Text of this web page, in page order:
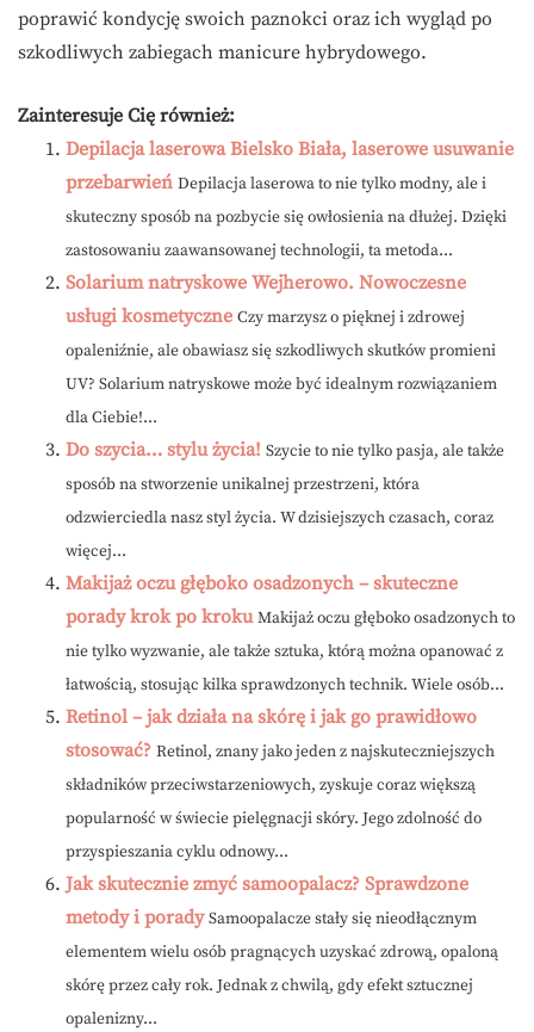
poprawić kondycję swoich paznokci oraz ich wygląd po
szkodliwych zabiegach manicure hybrydowego.
Zainteresuje Cię również:
Depilacja laserowa Bielsko Biała, laserowe usuwanie
przebarwień Depilacja laserowa to nie tylko modny, ale i
skuteczny sposób na pozbycie się owłosienia na dłużej. Dzięki
zastosowaniu zaawansowanej technologii, ta metoda...
Solarium natryskowe Wejherowo. Nowoczesne
usługi kosmetyczne Czy marzysz o pięknej i zdrowej
opaleniźnie, ale obawiasz się szkodliwych skutków promieni
UV? Solarium natryskowe może być idealnym rozwiązaniem
dla Ciebie!...
Do szycia… stylu życia! Szycie to nie tylko pasja, ale także
sposób na stworzenie unikalnej przestrzeni, która
odzwierciedla nasz styl życia. W dzisiejszych czasach, coraz
więcej...
Makijaż oczu głęboko osadzonych – skuteczne
porady krok po kroku Makijaż oczu głęboko osadzonych to
nie tylko wyzwanie, ale także sztuka, którą można opanować z
łatwością, stosując kilka sprawdzonych technik. Wiele osób...
Retinol – jak działa na skórę i jak go prawidłowo
stosować? Retinol, znany jako jeden z najskuteczniejszych
składników przeciwstarzeniowych, zyskuje coraz większą
popularność w świecie pielęgnacji skóry. Jego zdolność do
przyspieszania cyklu odnowy...
Jak skutecznie zmyć samoopalacz? Sprawdzone
metody i porady Samoopalacze stały się nieodłącznym
elementem wielu osób pragnących uzyskać zdrową, opaloną
skórę przez cały rok. Jednak z chwilą, gdy efekt sztucznej
opalenizny...